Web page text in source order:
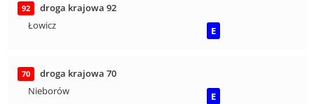
92
droga krajowa 92
Łowicz
E
70
droga krajowa 70
Nieborów
E